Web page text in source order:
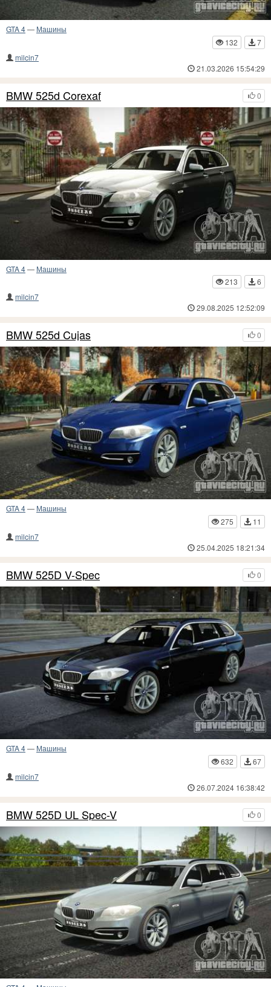
GTA 4— Машины
132
7
milcin7
21.03.2026 15:54:29
0
BMW 525d Corexaf
GTA 4— Машины
213
6
milcin7
29.08.2025 12:52:09
0
BMW 525d Cujas
GTA 4— Машины
275
11
milcin7
25.04.2025 18:21:34
0
BMW 525D V-Spec
GTA 4— Машины
632
67
milcin7
26.07.2024 16:38:42
0
BMW 525D UL Spec-V